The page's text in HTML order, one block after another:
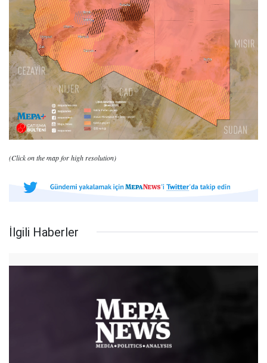
(Click on the map for high resolution)
İlgili Haberler